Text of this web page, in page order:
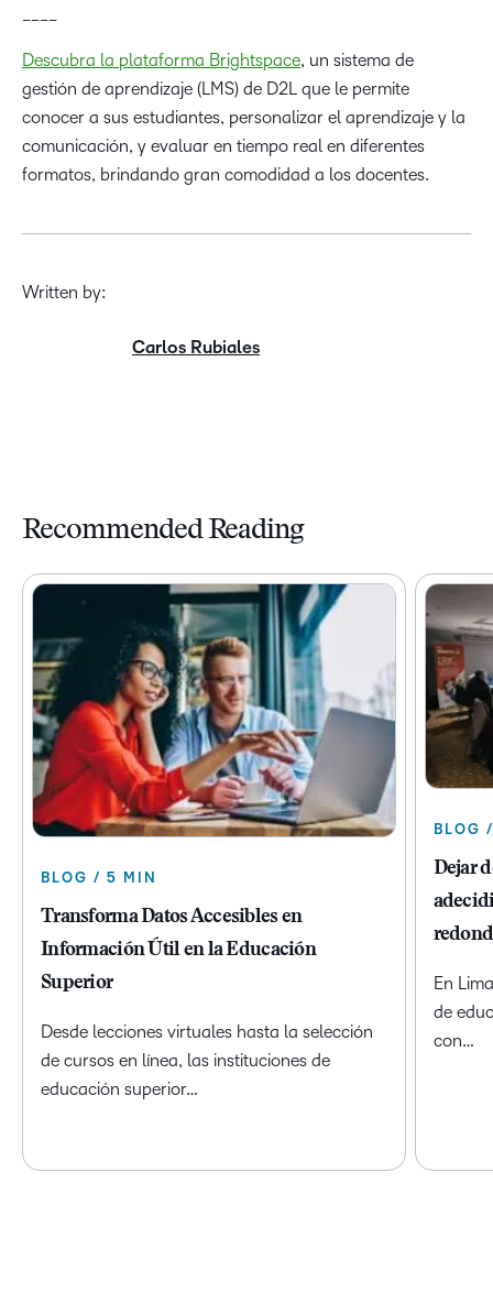
Descubra la plataforma Brightspace, un sistema de
gestión de aprendizaje (LMS) de D2L que le permite
conocer a sus estudiantes, personalizar el aprendizaje y la
comunicación, y evaluar en tiempo real en diferentes
formatos, brindando gran comodidad a los docentes.
Written by:
Carlos Rubiales
Recommended Reading
BLOG / 5 MIN
Transforma Datos Accesibles en
Información Útil en la Educación
Superior
Desde lecciones virtuales hasta la selección
de cursos en línea, las instituciones de
educación superior…
BLOG
Dejar
En
de
con…